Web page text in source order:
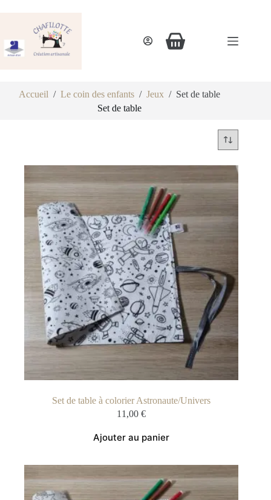
Accueil / Le coin des enfants / Jeux / Set de table
Set de table
Set de table à colorier Astronaute/Univers
11,00€
Ajouter au panier